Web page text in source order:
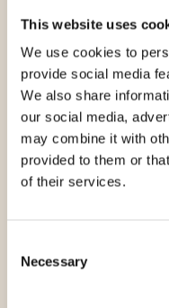
This website uses
We use cookies to
provide social media
We also share
our social media,
may combine it with
provided to them or
of their services.
Selection
Necessary
personer.